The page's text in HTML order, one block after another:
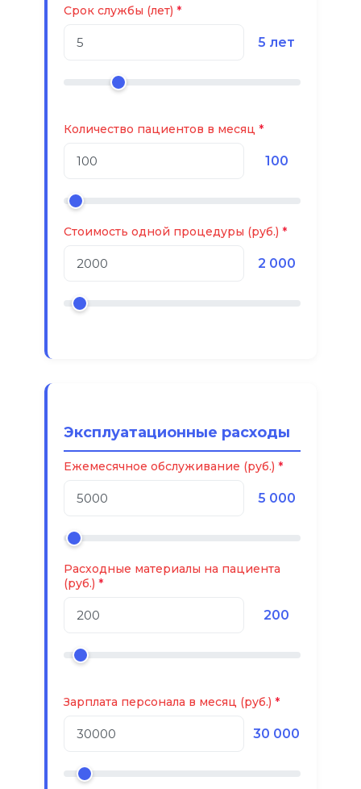
Срок службы (лет)
5 лет
Количество пациентов в месяц
100
Стоимость одной процедуры (руб.)
2 000
Эксплуатационные расходы
Ежемесячное обслуживание (руб.)
5 000
Расходные материалы на пациента
(руб.)
200
Зарплата персонала в месяц (руб.)
30 000